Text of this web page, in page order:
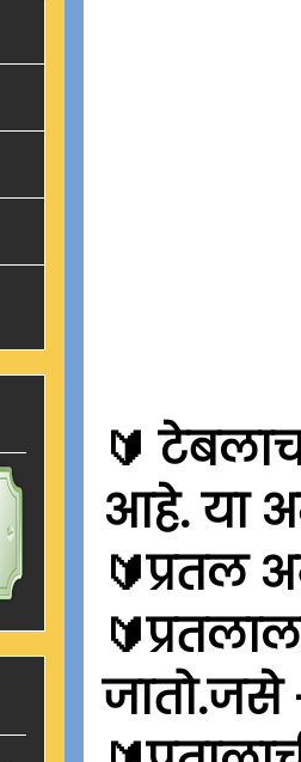
🔰
आहे. या
🔰प्रतल
जातो.जसे